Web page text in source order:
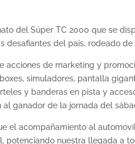
del Súper TC 2000 que se
desafiantes del país, rodeado
acciones de marketing y
simuladores, pantalla
y banderas en pista y
ganador de la jornada del
el acompañamiento al
nuestra llegada a